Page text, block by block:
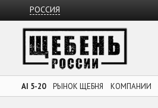
РОССИЯ
AI 5-20 РЫНОК ЩЕБНЯ КОМПАНИИ